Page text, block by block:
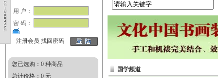
用 户：
密 码：
注册会员 找回密码
您已选购：0 种商品
总计价格：0 元
国学频道